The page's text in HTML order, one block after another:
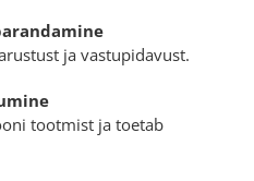
ja vastupidavust.
tootmist ja toetab